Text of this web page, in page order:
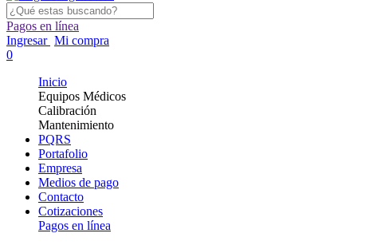
Pagos en línea
Ingresar Mi compra
0
Inicio
Equipos Médicos
Calibración
Mantenimiento
PQRS
Portafolio
Empresa
Medios de pago
Contacto
Cotizaciones
Pagos en línea